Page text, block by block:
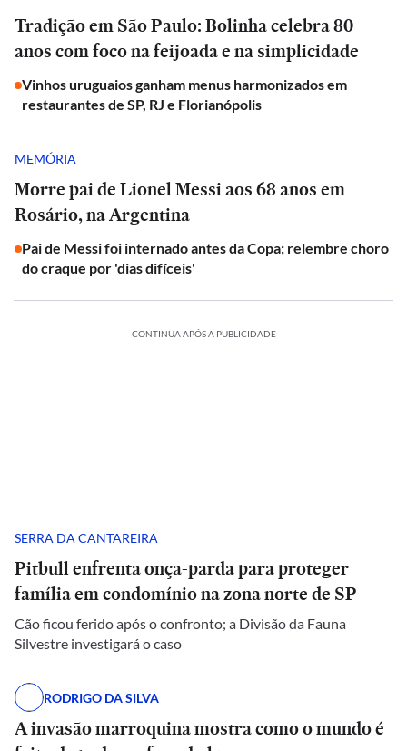
Tradição em São Paulo: Bolinha celebra 80
anos com foco na feijoada e na simplicidade
Vinhos uruguaios ganham menus harmonizados em
restaurantes de SP, RJ e Florianópolis
MEMÓRIA
Morre pai de Lionel Messi aos 68 anos em
Rosário, na Argentina
Pai de Messi foi internado antes da Copa; relembre choro
do craque por 'dias difíceis'
CONTINUA APÓS A PUBLICIDADE
SERRA DA CANTAREIRA
Pitbull enfrenta onça-parda para proteger
família em condomínio na zona norte de SP
Cão ficou ferido após o confronto; a Divisão da Fauna
Silvestre investigará o caso
RODRIGO DA SILVA
A invasão marroquina mostra como o mundo é